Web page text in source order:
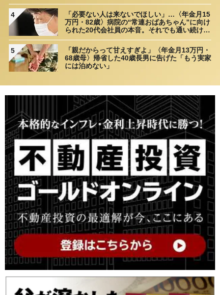
4
「必要ない人は来ないでほしい」…〈年金月15
万円・82歳〉病院の“常連おばあちゃん”に向け
られた20代会社員の本音。それでも通い続ける
5
「親だからって甘えすぎよ」〈年金月13万円・
68歳母〉帰省した40歳長男に告げた「もう実家
には泊めない」